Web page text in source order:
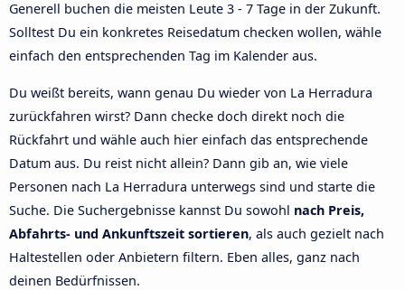
Generell buchen die meisten Leute 3 - 7 Tage in der Zukunft.
Solltest Du ein konkretes Reisedatum checken wollen, wähle
einfach den entsprechenden Tag im Kalender aus.
Du weißt bereits, wann genau Du wieder von La Herradura
zurückfahren wirst? Dann checke doch direkt noch die
Rückfahrt und wähle auch hier einfach das entsprechende
Datum aus. Du reist nicht allein? Dann gib an, wie viele
Personen nach La Herradura unterwegs sind und starte die
Suche. Die Suchergebnisse kannst Du sowohl nach Preis,
Abfahrts- und Ankunftszeit sortieren, als auch gezielt nach
Haltestellen oder Anbietern filtern. Eben alles, ganz nach
deinen Bedürfnissen.